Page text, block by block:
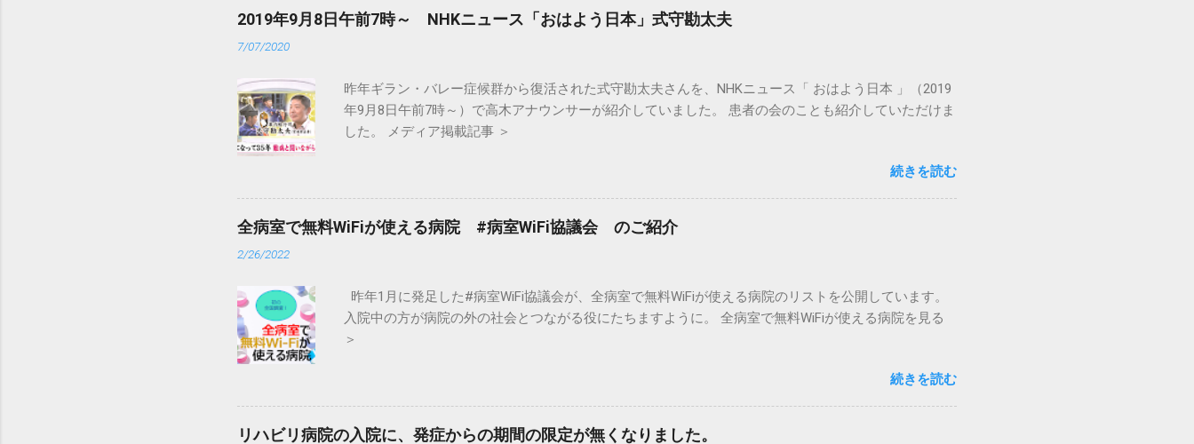
増悪があった場合はCIDP（慢性炎症性脱髄性多発神経炎）を考慮すべきであるという報告がありま
す。（「難病と在宅ケア」Vol.21 No.3より引用） CIDP（慢性炎症性脱髄性多発神経炎）とは？
ー症候群 フィッシャー症候群は、複視や運動失調が起こるギラン・バレー症候群の亜種ですが、フィ
ッシャー症候群からギラン・バレー症候群への移行やギラン・バレー症候群との重複もあります。 広
義のギラン・バレー症候群には様々な特殊病型が含まれており、最も認識されているのはフィッシャー
障害のみ（純粋運動型）のものがある。さらに、運動以外の症状が主なもの（純粋感覚型、運動失調
型、純粋自立神経型）もギラン・バレー症候群の亜型と捉える考え方もある。 典型的なギラン・バレ
ー症候群から特殊病型への移行型もみられることから、特殊病型であっても、ギラン・バレー症候群と
ースタッフ脳幹脳炎 眼球運動や運動失調、意識障害を三主徴とし、脳幹を病変の首座とする自己免疫
疾患である。症状は４週以内にピークとなり、その後は徐々に回復に向かうのが原則であるが...
2019年9月8日午前7時～ NHKニュース「おはよう日本」式守勘太夫
7/07/2020
昨年ギラン・バレー症候群から復活された式守勘太夫さんを、NHKニュース「 おはよう日本 」（2019
年9月8日午前7時～）で高木アナウンサーが紹介していました。 患者の会のことも紹介していただけま
した。 メディア掲載記事 ＞
続きを読む
全病室で無料WiFiが使える病院 #病室WiFi協議会 のご紹介
2/26/2022
昨年1月に発足した#病室WiFi協議会が、全病室で無料WiFiが使える病院のリストを公開しています。
入院中の方が病院の外の社会とつながる役にたちますように。 全病室で無料WiFiが使える病院を見る
＞
続きを読む
リハビリ病院の入院に、発症からの期間の限定が無くなりました。